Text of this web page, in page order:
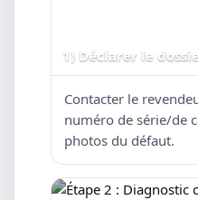
1) Déclarer le
Contacter le
numéro de série/de
photos du défaut.